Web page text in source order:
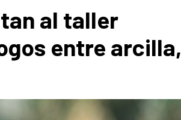
al taller
entre arcilla,